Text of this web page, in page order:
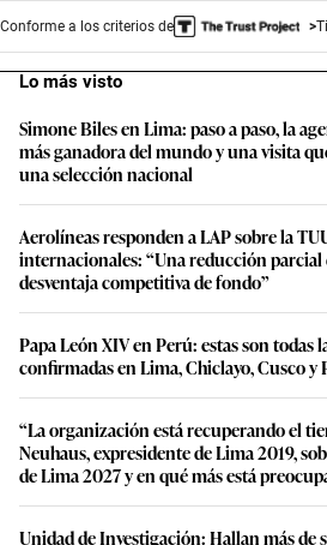
Conforme a los criterios de
Lo más visto
Simone Biles en Lima: paso a paso, la
más ganadora del mundo y una visita
una selección nacional
Aerolíneas responden a LAP sobre la
internacionales: “Una reducción parcial
desventaja competitiva de fondo”
Papa León XIV en Perú: estas son todas
confirmadas en Lima, Chiclayo, Cusco y
“La organización está recuperando el
Neuhaus, expresidente de Lima 2019,
de Lima 2027 y en qué más está
Unidad de Investigación: Hallan más de